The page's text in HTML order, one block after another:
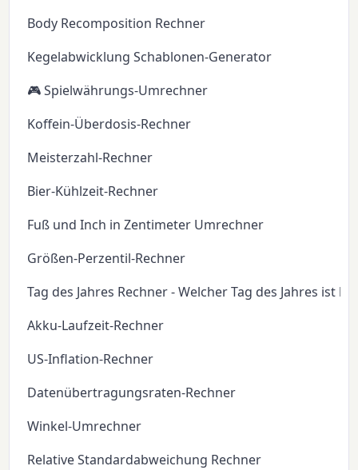
Body Recomposition Rechner
Kegelabwicklung Schablonen-Generator
🎮 Spielwährungs-Umrechner
Koffein-Überdosis-Rechner
Meisterzahl-Rechner
Bier-Kühlzeit-Rechner
Fuß und Inch in Zentimeter Umrechner
Größen-Perzentil-Rechner
Tag des Jahres Rechner - Welcher Tag des Jahres ist
Akku-Laufzeit-Rechner
US-Inflation-Rechner
Datenübertragungsraten-Rechner
Winkel-Umrechner
Relative Standardabweichung Rechner